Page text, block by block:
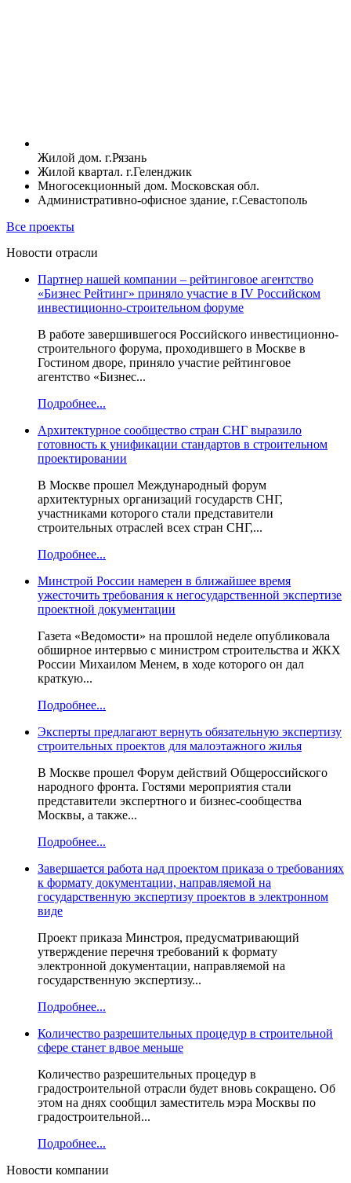
Жилой дом. г.Рязань
Жилой квартал. г.Геленджик
Многосекционный дом. Московская обл.
Административно-офисное здание, г.Севастополь
Все проекты
Новости отрасли
Партнер нашей компании – рейтинговое агентство
«Бизнес Рейтинг» приняло участие в IV Российском
инвестиционно-строительном форуме
В работе завершившегося Российского инвестиционно-
строительного форума, проходившего в Москве в
Гостином дворе, приняло участие рейтинговое
агентство «Бизнес...
Подробнее...
Архитектурное сообщество стран СНГ выразило
готовность к унификации стандартов в строительном
проектировании
В Москве прошел Международный форум
архитектурных организаций государств СНГ,
участниками которого стали представители
строительных отраслей всех стран СНГ,...
Подробнее...
Минстрой России намерен в ближайшее время
ужесточить требования к негосударственной экспертизе
проектной документации
Газета «Ведомости» на прошлой неделе опубликовала
обширное интервью с министром строительства и ЖКХ
России Михаилом Менем, в ходе которого он дал
краткую...
Подробнее...
Эксперты предлагают вернуть обязательную экспертизу
строительных проектов для малоэтажного жилья
В Москве прошел Форум действий Общероссийского
народного фронта. Гостями мероприятия стали
представители экспертного и бизнес-сообщества
Москвы, а также...
Подробнее...
Завершается работа над проектом приказа о требованиях
к формату документации, направляемой на
государственную экспертизу проектов в электронном
виде
Проект приказа Минстроя, предусматривающий
утверждение перечня требований к формату
электронной документации, направляемой на
государственную экспертизу...
Подробнее...
Количество разрешительных процедур в строительной
сфере станет вдвое меньше
Количество разрешительных процедур в
градостроительной отрасли будет вновь сокращено. Об
этом на днях сообщил заместитель мэра Москвы по
градостроительной...
Подробнее...
Новости компании